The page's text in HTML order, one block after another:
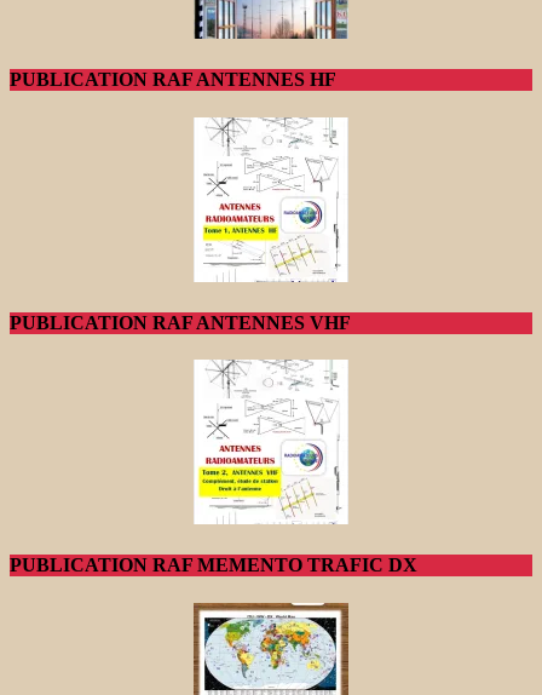
PUBLICATION RAF ANTENNES HF
PUBLICATION RAF ANTENNES VHF
PUBLICATION RAF MEMENTO TRAFIC DX